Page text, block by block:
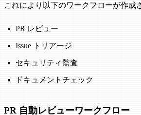
これにより以下のワークフローが作成
PR レビュー
Issue トリアージ
セキュリティ監査
ドキュメントチェック
PR 自動レビューワークフロー